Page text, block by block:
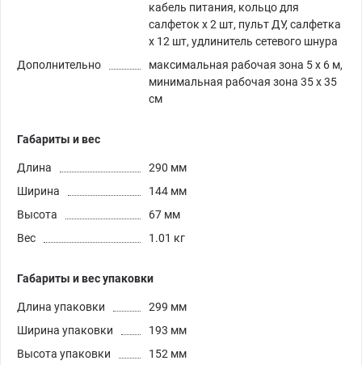
кабель питания, кольцо для
салфеток х 2 шт, пульт ДУ, салфетка
х 12 шт, удлинитель сетевого шнура
Дополнительно
максимальная рабочая зона 5 х 6 м,
минимальная рабочая зона 35 х 35
см
Габариты и вес
Длина
290 мм
Ширина
144 мм
Высота
67 мм
Вес
1.01 кг
Габариты и вес упаковки
Длина упаковки
299 мм
Ширина упаковки
193 мм
Высота упаковки
152 мм